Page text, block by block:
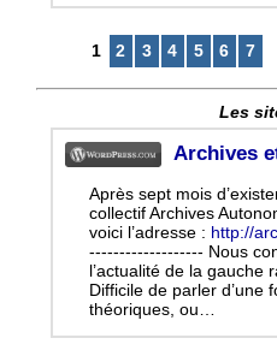
1 2 3 4 5 6 7
Les
Archives
Après sept mois
collectif Archives
voici l’adresse : http://
------------------- Nous
l’actualité de la
Difficile de parler d’une
théoriques, ou…